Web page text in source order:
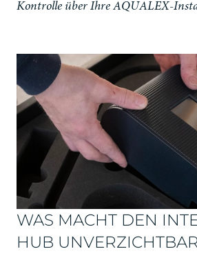
Kontrolle über Ihre AQUALEX-Inst
WAS MACHT DEN
HUB